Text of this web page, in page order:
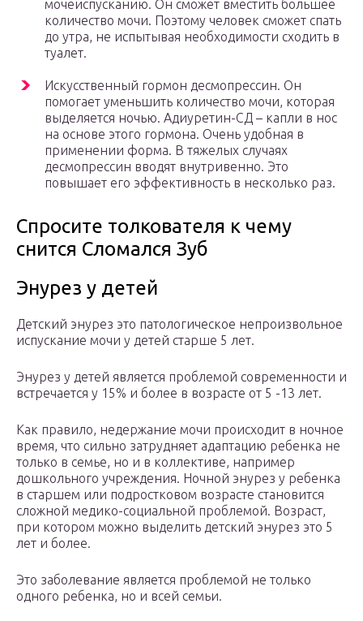
мочеиспусканию. Он сможет вместить большее
количество мочи. Поэтому человек сможет спать
до утра, не испытывая необходимости сходить в
туалет.
Искусственный гормон десмопрессин. Он
помогает уменьшить количество мочи, которая
выделяется ночью. Адиуретин-СД – капли в нос
на основе этого гормона. Очень удобная в
применении форма. В тяжелых случаях
десмопрессин вводят внутривенно. Это
повышает его эффективность в несколько раз.
Спросите толкователя к чему
снится Сломался Зуб
Энурез у детей
Детский энурез это патологическое непроизвольное
испускание мочи у детей старше 5 лет.
Энурез у детей является проблемой современности и
встречается у 15% и более в возрасте от 5 -13 лет.
Как правило, недержание мочи происходит в ночное
время, что сильно затрудняет адаптацию ребенка не
только в семье, но и в коллективе, например
дошкольного учреждения. Ночной энурез у ребенка
в старшем или подростковом возрасте становится
сложной медико-социальной проблемой. Возраст,
при котором можно выделить детский энурез это 5
лет и более.
Это заболевание является проблемой не только
одного ребенка, но и всей семьи.